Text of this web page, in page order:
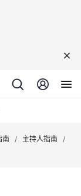
南 / 主持人指南 /